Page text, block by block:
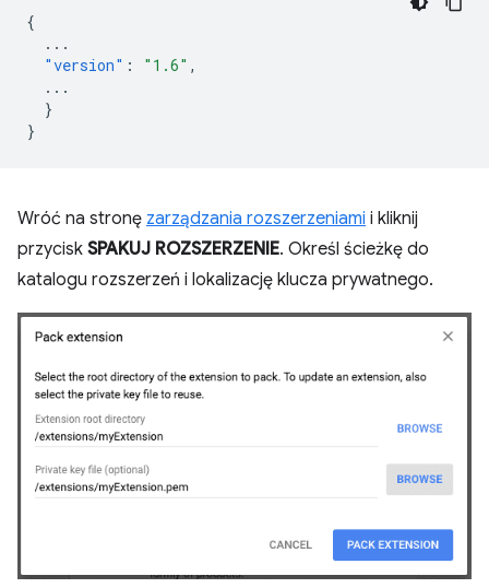
{
...
"version" : "1.6" ,
...
}
}
Wróć na stronę zarządzania rozszerzeniami i kliknij
przycisk SPAKUJ ROZSZERZENIE. Określ ścieżkę do
katalogu rozszerzeń i lokalizację klucza prywatnego.